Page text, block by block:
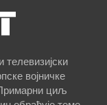
војничке
циљ